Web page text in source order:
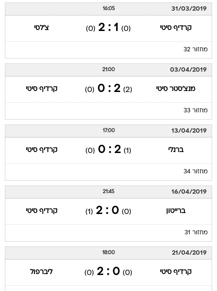
31/03/2019
16:05
קרדיף סיטי (0)
1 : 2
(0) צ'לסי
מחזור 32
03/04/2019
21:00
מנצ'סטר סיטי (2)
2 : 0
(0) קרדיף סיטי
מחזור 33
13/04/2019
17:00
ברנלי (1)
2 : 0
(0) קרדיף סיטי
מחזור 34
16/04/2019
21:45
ברייטון (0)
0 : 2
(1) קרדיף סיטי
מחזור 31
21/04/2019
18:00
קרדיף סיטי (0)
0 : 2
(0) ליברפול